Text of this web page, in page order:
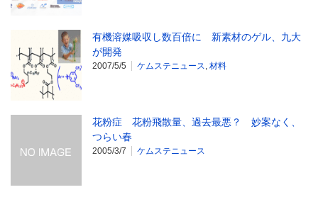
有機溶媒吸収し数百倍に 新素材のゲル、九大
が開発
2007/5/5 ケムステニュース 材料
花粉症 花粉飛散量、過去最悪？ 妙案なく、
つらい春
2005/3/7 ケムステニュース